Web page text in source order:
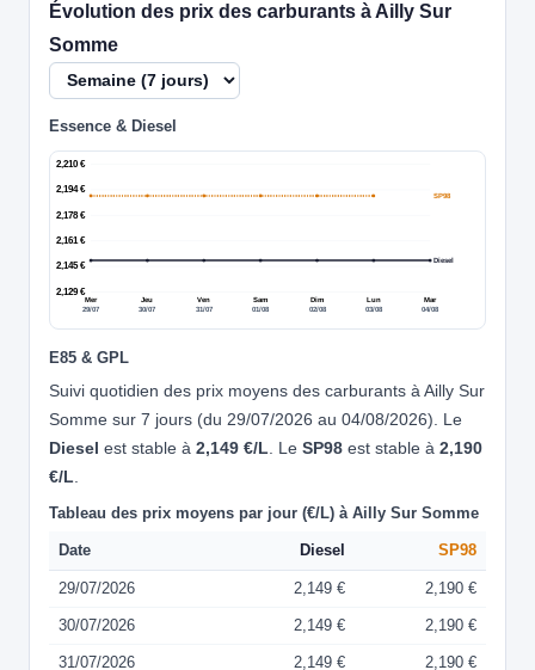
Évolution des prix des carburants à Ailly Sur
Somme
Essence & Diesel
2,129 €
2,145 €
2,161 €
2,178 €
2,194 €
2,210 €
Mer
29/07
Jeu
30/07
Ven
31/07
Sam
01/08
Dim
02/08
Lun
03/08
Mar
04/08
Diesel
SP98
E85 & GPL
Suivi quotidien des prix moyens des carburants à Ailly Sur
Somme sur 7 jours (du 29/07/2026 au 04/08/2026). Le
Diesel est stable à 2,149 €/L . Le SP98 est stable à 2,190
€/L
Tableau des prix moyens par jour (€/L) à Ailly Sur Somme
Date Diesel SP98
29/07/2026 2,149 € 2,190 €
30/07/2026 2,149 € 2,190 €
31/07/2026 2,149 € 2,190 €